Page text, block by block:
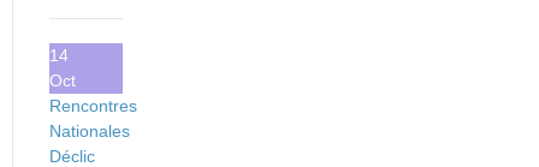
14
Oct
Rencontres
Nationales
Déclic